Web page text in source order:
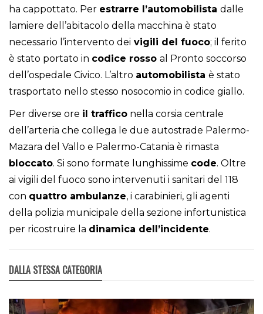
ha cappottato. Per estrarre l’automobilista dalle
lamiere dell’abitacolo della macchina è stato
necessario l’intervento dei vigili del fuoco; il ferito
è stato portato in codice rosso al Pronto soccorso
dell’ospedale Civico. L’altro automobilista è stato
trasportato nello stesso nosocomio in codice giallo.
Per diverse ore il traffico nella corsia centrale
dell’arteria che collega le due autostrade Palermo-
Mazara del Vallo e Palermo-Catania è rimasta
bloccato. Si sono formate lunghissime code. Oltre
ai vigili del fuoco sono intervenuti i sanitari del 118
con quattro ambulanze, i carabinieri, gli agenti
della polizia municipale della sezione infortunistica
per ricostruire la dinamica dell’incidente.
DALLA STESSA CATEGORIA